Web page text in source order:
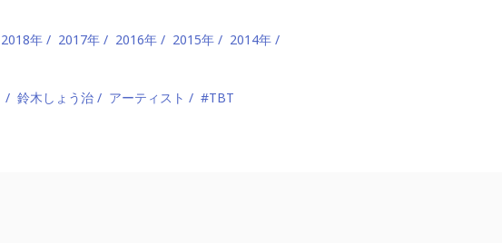
2018年 2017年 2016年 2015年
2014年
鈴木しょう治 アーティスト #TBT